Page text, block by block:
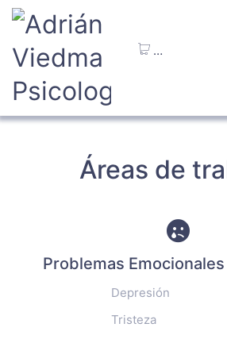
…
Áreas de
Problemas
Depresión
Tristeza